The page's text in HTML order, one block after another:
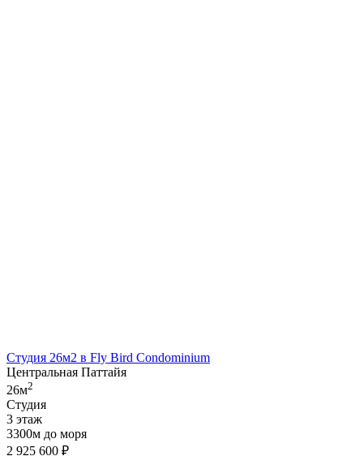
Студия 26м2 в Fly Bird Condominium
Центральная Паттайя
26м2
Студия
3 этаж
3300м до моря
2 925 600 ₽